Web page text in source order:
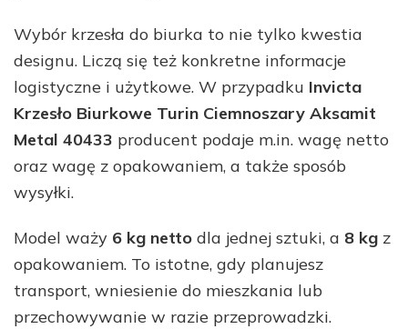
Wybór krzesła do biurka to nie tylko kwestia
designu. Liczą się też konkretne informacje
logistyczne i użytkowe. W przypadku Invicta
Krzesło Biurkowe Turin Ciemnoszary Aksamit
Metal 40433 producent podaje m.in. wagę netto
oraz wagę z opakowaniem, a także sposób
wysyłki.
Model waży 6 kg netto dla jednej sztuki, a 8 kg z
opakowaniem. To istotne, gdy planujesz
transport, wniesienie do mieszkania lub
przechowywanie w razie przeprowadzki.